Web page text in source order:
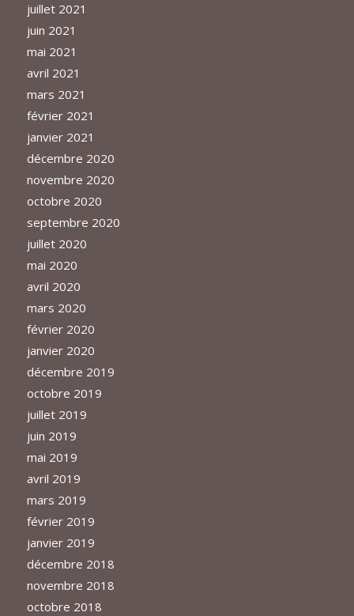
juillet 2021
juin 2021
mai 2021
avril 2021
mars 2021
février 2021
janvier 2021
décembre 2020
novembre 2020
octobre 2020
septembre 2020
juillet 2020
mai 2020
avril 2020
mars 2020
février 2020
janvier 2020
décembre 2019
octobre 2019
juillet 2019
juin 2019
mai 2019
avril 2019
mars 2019
février 2019
janvier 2019
décembre 2018
novembre 2018
octobre 2018